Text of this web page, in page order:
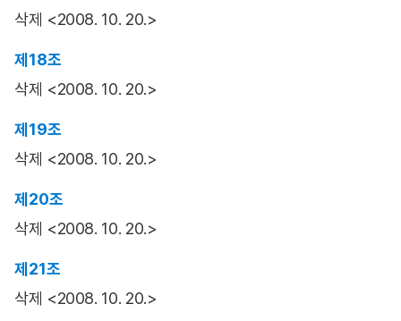
삭제 <2008. 10. 20.>
제18조
삭제 <2008. 10. 20.>
제19조
삭제 <2008. 10. 20.>
제20조
삭제 <2008. 10. 20.>
제21조
삭제 <2008. 10. 20.>